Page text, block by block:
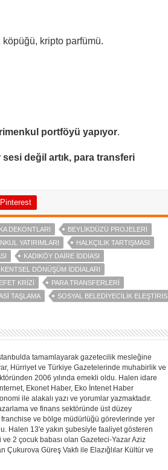
kripto parfümü.
portföyü yapıyor.
sesi değil artık, para transferi
Pinterest
DEKONTLARI
BEYLIKDÜZÜ PROJELERI
YATIRIMLARI
HALKÇILIK TARTIŞMASI
KADIKÖY DAIRE IDDIASI
KENTSEL DÖNÜŞÜM IDDIALARI
KRIZI
PARA TRANSFERLERI
TAŞLAMA SOSYAL BELEDIYECILIK ELEŞTIRISI
tamamlayarak gazetecilik mesleğine
Hürriyet ve Türkiye Gazetelerinde muhabirlik ve
2006 yılında emekli oldu. Halen idare
Ekonet Haber, Eko İntenet Haber
ile alakalı yazı ve yorumlar yazmaktadır.
ve finans sektöründe üst düzey
ve bölge müdürlüğü görevlerinde yer
Halen 13'e yakın şubesiyle faaliyet gösteren
2 çocuk babası olan Gazeteci-Yazar Aziz
Güreş Vakfı ile Elazığlılar Kültür ve